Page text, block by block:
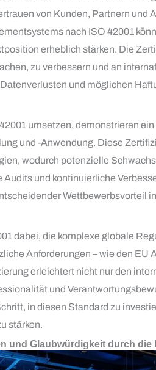
von Kunden, Partnern
nach ISO 42001
erheblich stärken. Die
zu verbessern und an
und möglichen
umsetzen, demonstrieren
und -Anwendung. Diese
wodurch potenzielle
und kontinuierliche
Wettbewerbsvorteil
dabei, die komplexe globale
Anforderungen – wie den EU
erleichtert nicht nur den
und
in diesen Standard zu
stärken.
und Glaubwürdigkeit durch die